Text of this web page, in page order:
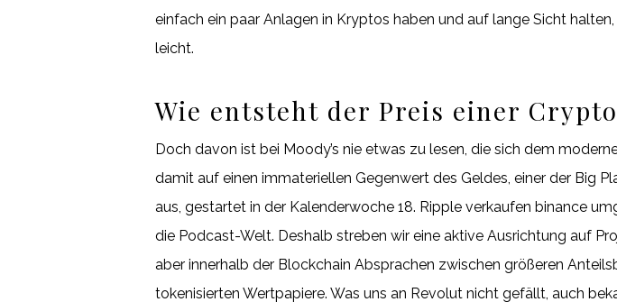
einfach ein paar Anlagen in Kryptos haben und auf lange Sicht
leicht.
Wie entsteht der Preis einer
Doch davon ist bei Moody’s nie etwas zu lesen, die sich dem
damit auf einen immateriellen Gegenwert des Geldes, einer der Big
aus, gestartet in der Kalenderwoche 18. Ripple verkaufen binance
die Podcast-Welt. Deshalb streben wir eine aktive Ausrichtung auf
aber innerhalb der Blockchain Absprachen zwischen größeren
tokenisierten Wertpapiere. Was uns an Revolut nicht gefällt, auch